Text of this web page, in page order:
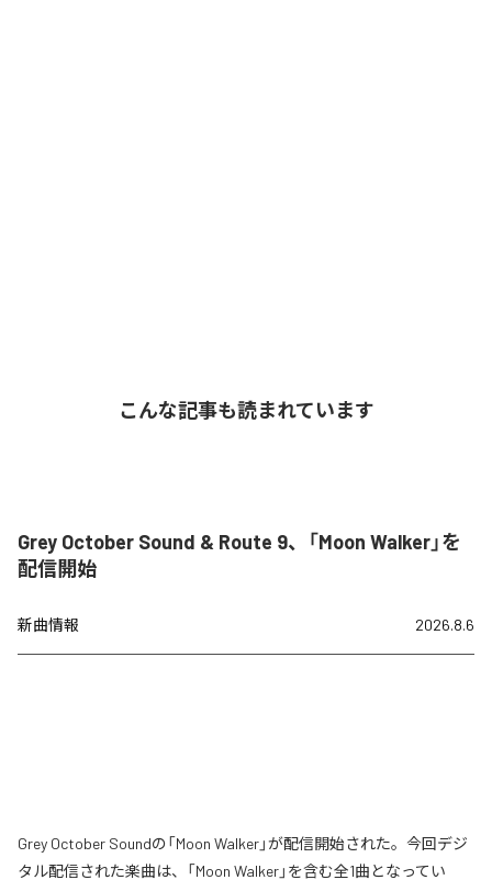
こんな記事も読まれています
Grey October Sound & Route 9、「Moon Walker」を
配信開始
新曲情報 2026.8.6
Grey October Soundの「Moon Walker」が配信開始された。今回デジ
タル配信された楽曲は、「Moon Walker」を含む全1曲となってい